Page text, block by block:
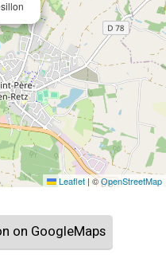
Leaflet | ©OpenStreetMap
on GoogleMaps